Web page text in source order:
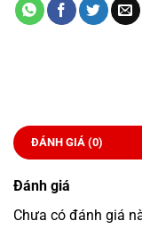
ĐÁNH GIÁ (0)
Đánh giá
Chưa có đánh giá